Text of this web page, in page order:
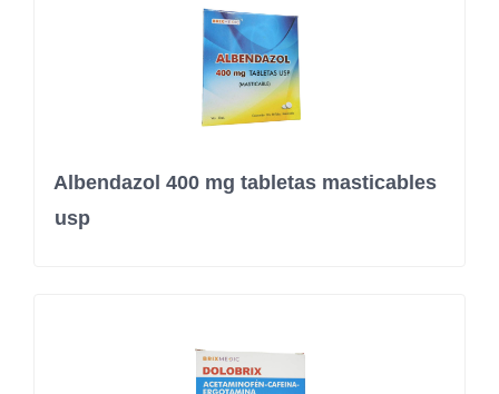
Albendazol 400 mg tabletas masticables
usp